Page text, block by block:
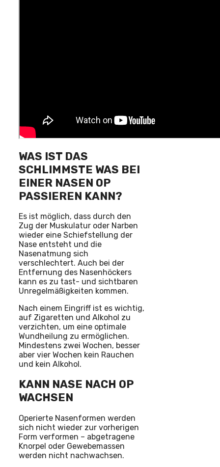
WAS IST DAS
SCHLIMMSTE WAS BEI
EINER NASEN OP
PASSIEREN KANN?
Es ist möglich, dass durch den
Zug der Muskulatur oder Narben
wieder eine Schiefstellung der
Nase entsteht und die
Nasenatmung sich
verschlechtert. Auch bei der
Entfernung des Nasenhöckers
kann es zu tast- und sichtbaren
Unregelmäßigkeiten kommen.
Nach einem Eingriff ist es wichtig,
auf Zigaretten und Alkohol zu
verzichten, um eine optimale
Wundheilung zu ermöglichen.
Mindestens zwei Wochen, besser
aber vier Wochen kein Rauchen
und kein Alkohol.
KANN NASE NACH OP
WACHSEN
Operierte Nasenformen werden
sich nicht wieder zur vorherigen
Form verformen – abgetragene
Knorpel oder Gewebemassen
werden nicht nachwachsen.